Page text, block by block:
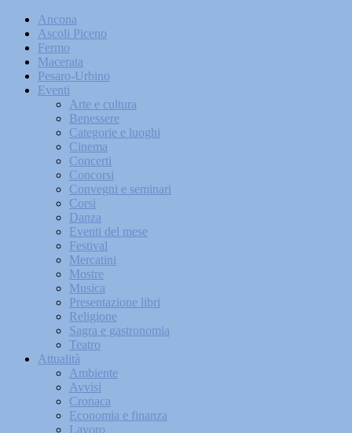
Ancona
Ascoli Piceno
Fermo
Macerata
Pesaro-Urbino
Eventi
Arte e cultura
Benessere
Categorie e luoghi
Cinema
Concerti
Concorsi
Convegni e seminari
Corsi
Danza
Eventi del mese
Festival
Mercatini
Mostre
Musica
Presentazione libri
Religione
Sagra e gastronomia
Teatro
Attualità
Ambiente
Avvisi
Cronaca
Economia e finanza
Lavoro